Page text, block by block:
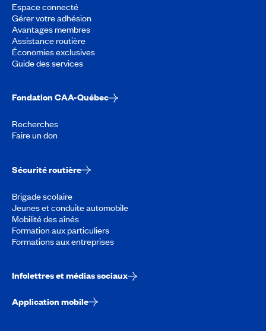
Espace connecté
Gérer votre adhésion
Avantages membres
Assistance routière
Économies exclusives
Guide des services
Fondation CAA-Québec
Recherches
Faire un don
Sécurité routière
Brigade scolaire
Jeunes et conduite automobile
Mobilité des aînés
Formation aux particuliers
Formations aux entreprises
Infolettres et médias sociaux
Application mobile